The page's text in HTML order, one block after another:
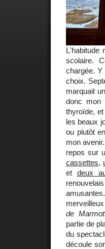
L'habitude
scolaire.
chargée. Y
choix.
marquait
donc mon
thyroïde,
les beaux
ou plutôt
mon
repos sur
cassettes,
et deux
renouvelais
de
partie de
du
découle